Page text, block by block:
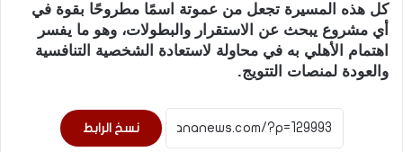
كل هذه المسيرة تجعل من عموتة اسمًا مطروحًا بقوة في
أي مشروع يبحث عن الاستقرار والبطولات، وهو ما يفسر
اهتمام الأهلي به في محاولة لاستعادة الشخصية التنافسية
والعودة لمنصات التتويج.
نسخ الرابط